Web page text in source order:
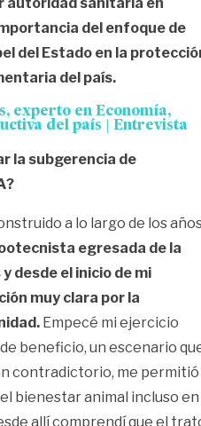
del enfoque de
del Estado en la
del país.
experto en Economía,
del país | Entrevista
la subgerencia de
a lo largo de los
egresada de la
desde el inicio de mi
muy clara por la
Empecé mi ejercicio
beneficio, un escenario
contradictorio, me permitió
bienestar animal incluso en
allí comprendí que el